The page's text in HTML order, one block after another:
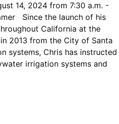
14, 2024 from 7:30 a.m. -
Since the launch of his
California at the
2013 from the City of Santa
systems, Chris has instructed
irrigation systems and